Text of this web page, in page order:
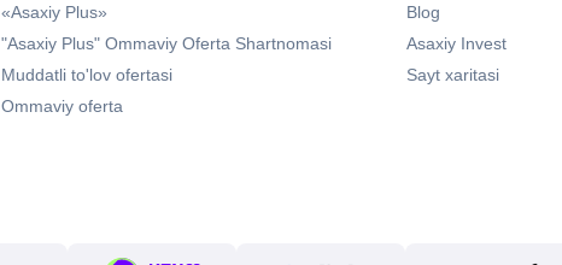
«Asaxiy Plus»
"Asaxiy Plus" Ommaviy Oferta Shartnomasi
Muddatli to'lov ofertasi
Ommaviy oferta
Blog
Asaxiy Invest
Sayt xaritasi